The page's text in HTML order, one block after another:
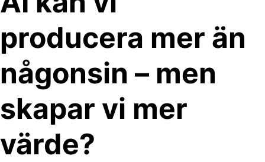
producera mer än
någonsin – men
skapar vi mer
värde?